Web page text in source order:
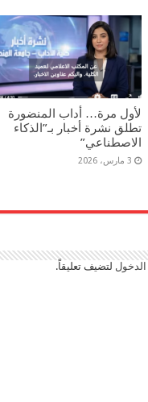
لأول مرة… أداب المنضورة
تطلق نشرة أخبار بـ”الذكاء
الاصطناعي”
3 مارس، 2026
لتضيف تعليقاً.